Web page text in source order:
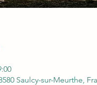
Saulcy-sur-Meurthe,